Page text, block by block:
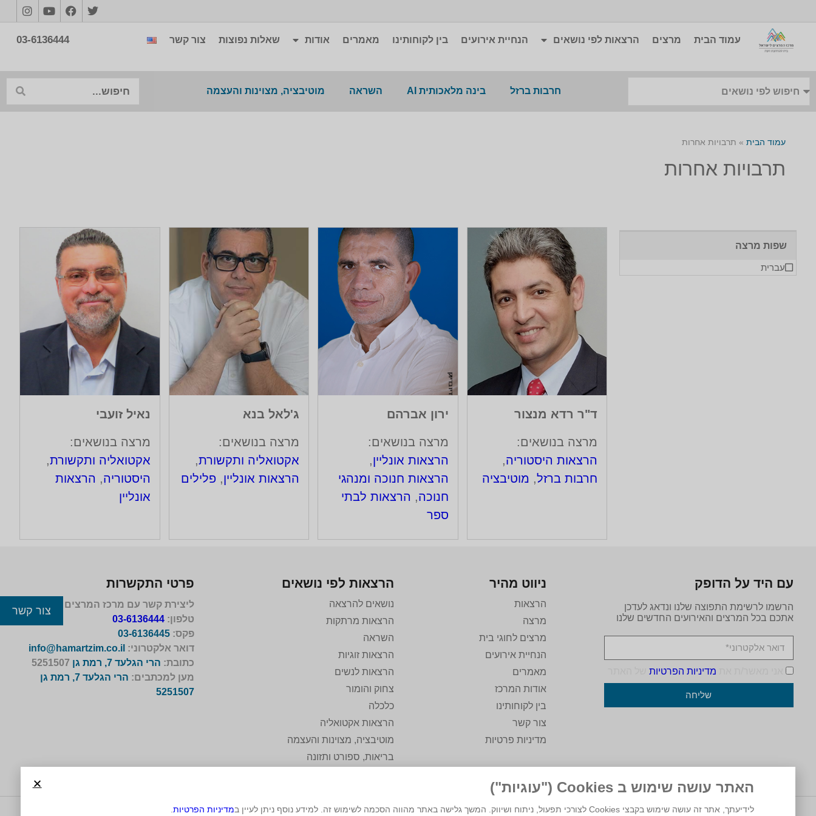
עמוד הבית מרצים הרצאות לפי נושאים הנחיית אירועים בין לקוחותינו מאמרים אודות שאלות נפוצות צור קשר 03-6136444
חרבות ברזל בינה מלאכותית AI השראה מוטיבציה, מצוינות והעצמה
עמוד הבית » תרבויות אחרות
תרבויות אחרות
שפות מרצה
עברית
ד"ר רדא מנצור
מרצה בנושאים:
הרצאות היסטוריה,
חרבות ברזל, מוטיבציה
ירון אברהם
מרצה בנושאים:
הרצאות אונליין,
הרצאות חנוכה ומנהגי
חנוכה, הרצאות לבתי
ספר
ג'לאל בנא
מרצה בנושאים:
אקטואליה ותקשורת,
הרצאות אונליין, פלילים
נאיל זועבי
מרצה בנושאים:
אקטואליה ותקשורת,
היסטוריה, הרצאות
אונליין
עם היד על הדופק
הרשמו לרשימת התפוצה שלנו ונדאג לעדכן
אתכם בכל המרצים והאירועים החדשים שלנו
מדיניות הפרטיותשל האתר
שליחה
ניווט מהיר
הרצאות
מרצה
מרצים לחוגי בית
הנחיית אירועים
מאמרים
אודות המרכז
בין לקוחותינו
צור קשר
מדיניות פרטיות
הרצאות לפי נושאים
נושאים להרצאה
הרצאות מרתקות
השראה
הרצאות זוגיות
הרצאות לנשים
צחוק והומור
כלכלה
הרצאות אקטואליה
מוטיבציה, מצוינות והעצמה
בריאות, ספורט ותזונה
פרטי התקשרות
ליצירת קשר עם מרכז המרצים לישראל
טלפון:03-6136444
פקס:03-6136445
דואר אלקטרוני: info@hamartzim.co.il
כתובת: הרי הגלעד 7, רמת גן
מען למכתבים:
הרי הגלעד 7, רמת גן
5251507
צור קשר
האתר עושה שימוש ב Cookies ("עוגיות")
לידיעתך, אתר זה עושה שימוש בקבצי Cookies לצורכי תפעול, ניתוח ושיווק. המשך גלישה באתר מהווה הסכמה לשימוש זה. למידע נוסף ניתן לעיין ב מדיניות הפרטיות.